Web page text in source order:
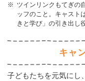
※ ツインリンクもてぎの
ッフのこと。キャスト
きと学び」の引き出し
キャ
子どもたちを元気にし